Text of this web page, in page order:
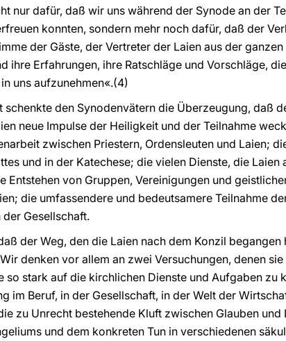
nur dafür, daß wir uns während der Synode an der
konnten, sondern mehr noch dafür, daß der
der Gäste, der Vertreter der Laien aus der
ihre Erfahrungen, ihre Ratschläge und Vorschläge,
uns aufzunehmen«.(4)
den Synodenvätern die Überzeugung, daß
neue Impulse der Heiligkeit und der Teilnahme
zwischen Priestern, Ordensleuten und Laien;
und in der Katechese; die vielen Dienste, die
von Gruppen, Vereinigungen und
die umfassendere und bedeutsamere Teilnahme
Gesellschaft.
der Weg, den die Laien nach dem Konzil
denken vor allem an zwei Versuchungen, denen
so stark auf die kirchlichen Dienste und Aufgaben zu
im Beruf, in der Gesellschaft, in der Welt der
zu Unrecht bestehende Kluft zwischen Glauben
und dem konkreten Tun in verschiedenen